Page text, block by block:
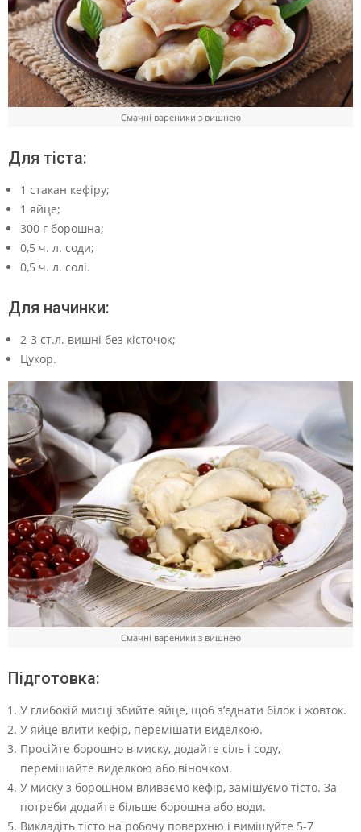
Смачні вареники з вишнею
Для тіста:
1 стакан кефіру;
1 яйце;
300 г борошна;
0,5 ч. л. соди;
0,5 ч. л. солі.
Для начинки:
2-3 ст.л. вишні без кісточок;
Цукор.
Смачні вареники з вишнею
Підготовка:
У глибокій мисці збийте яйце, щоб з’єднати білок і жовток.
У яйце влити кефір, перемішати виделкою.
Просійте борошно в миску, додайте сіль і соду,
перемішайте виделкою або віночком.
У миску з борошном вливаємо кефір, замішуємо тісто. За
потреби додайте більше борошна або води.
Викладіть тісто на робочу поверхню і вимішуйте 5-7